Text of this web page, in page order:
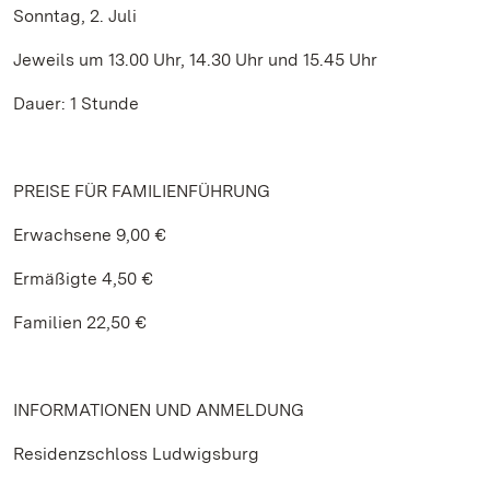
Sonntag, 2. Juli
Jeweils um 13.00 Uhr, 14.30 Uhr und 15.45 Uhr
Dauer: 1 Stunde
PREISE FÜR FAMILIENFÜHRUNG
Erwachsene 9,00 €
Ermäßigte 4,50 €
Familien 22,50 €
INFORMATIONEN UND ANMELDUNG
Residenzschloss Ludwigsburg